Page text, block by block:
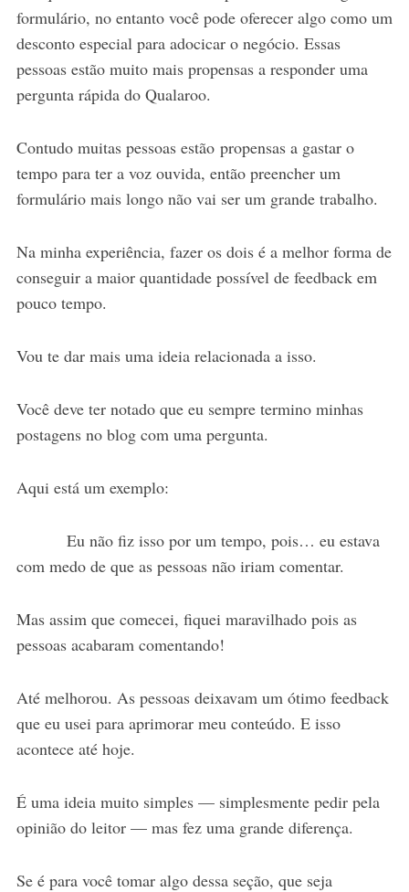
formulário, no entanto você pode oferecer algo como um
desconto especial para adocicar o negócio. Essas
pessoas estão muito mais propensas a responder uma
pergunta rápida do Qualaroo.
Contudo muitas pessoas estão propensas a gastar o
tempo para ter a voz ouvida, então preencher um
formulário mais longo não vai ser um grande trabalho.
Na minha experiência, fazer os dois é a melhor forma de
conseguir a maior quantidade possível de feedback em
pouco tempo.
Vou te dar mais uma ideia relacionada a isso.
Você deve ter notado que eu sempre termino minhas
postagens no blog com uma pergunta.
Aqui está um exemplo:
Eu não fiz isso por um tempo, pois… eu estava
com medo de que as pessoas não iriam comentar.
Mas assim que comecei, fiquei maravilhado pois as
pessoas acabaram comentando!
Até melhorou. As pessoas deixavam um ótimo feedback
que eu usei para aprimorar meu conteúdo. E isso
acontece até hoje.
É uma ideia muito simples –– simplesmente pedir pela
opinião do leitor –– mas fez uma grande diferença.
Se é para você tomar algo dessa seção, que seja